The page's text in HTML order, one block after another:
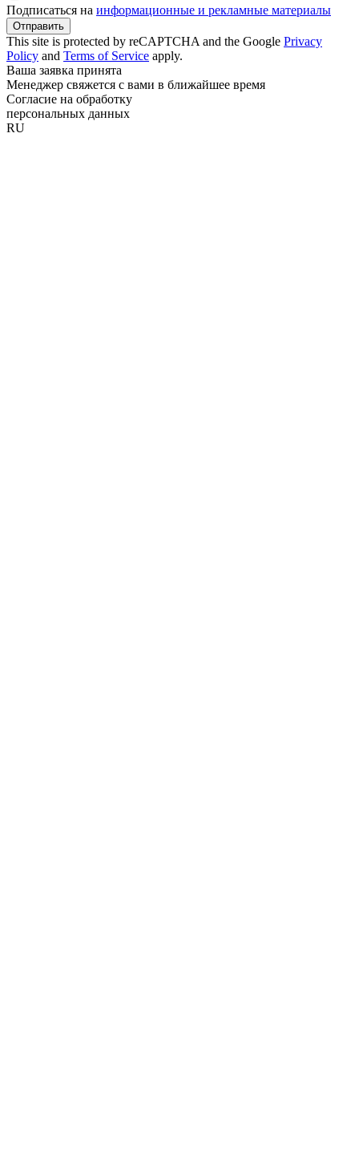
Подписаться на информационные и рекламные материалы
Отправить
This site is protected by reCAPTCHA and the Google Privacy
Policy and Terms of Service apply.
Ваша заявка принята
Менеджер свяжется с вами в ближайшее время
Согласие на обработку
персональных данных
RU